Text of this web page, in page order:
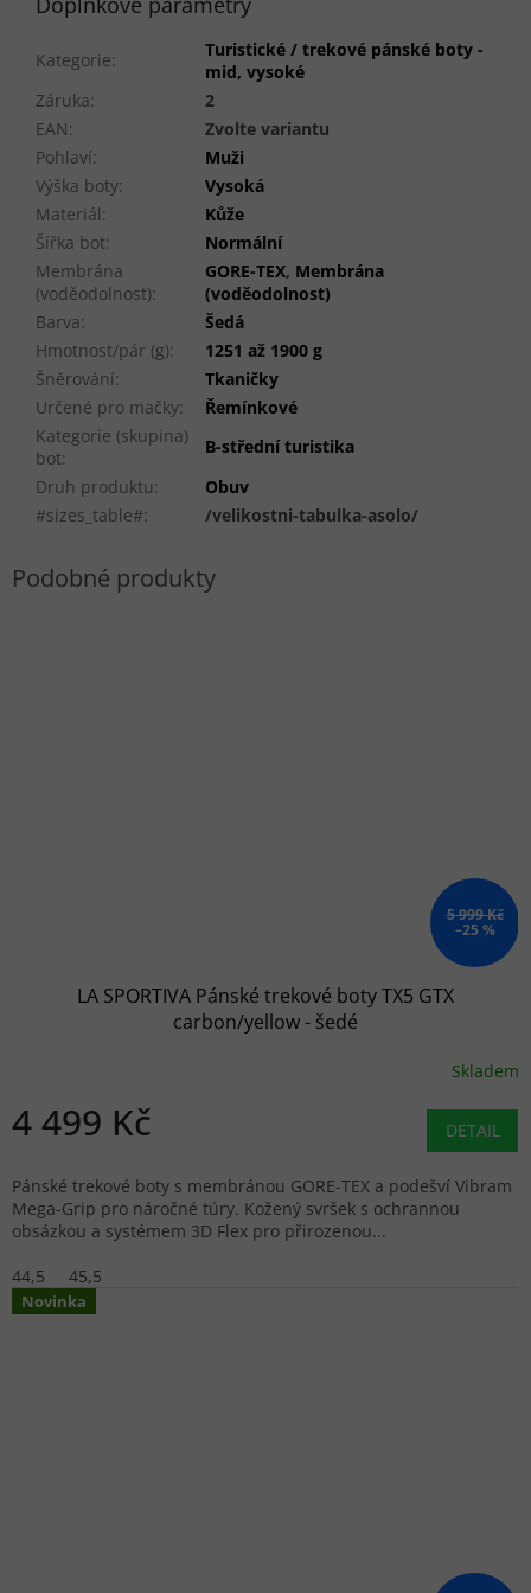
Kategorie:
Turistické / trekové pánské boty -
mid, vysoké
Záruka:
2
EAN:
Zvolte variantu
Pohlaví:
Muži
Výška boty:
Vysoká
Materiál:
Kůže
Šířka bot:
Normální
Membrána
(voděodolnost):
GORE-TEX, Membrána
(voděodolnost)
Barva:
Šedá
Hmotnost/pár (g):
1251 až 1900 g
Šněrování:
Tkaničky
Určené pro mačky:
Řemínkové
Kategorie (skupina)
bot:
B-střední turistika
Druh produktu:
Obuv
#sizes_table#: /velikostni-tabulka-asolo/
5 999 Kč
–25 %
LA SPORTIVA Pánské trekové boty TX5 GTX
carbon/yellow - šedé
Skladem
4 499 Kč DETAIL
Pánské trekové boty s membránou GORE-TEX a podešví Vibram
Mega-Grip pro náročné túry. Kožený svršek s ochrannou
obsázkou a systémem 3D Flex pro přirozenou...
44,5
45,5
Novinka